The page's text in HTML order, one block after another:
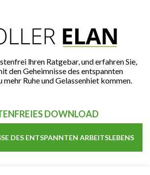
lhren Ratgebar, und erfahren Sie,
den Geheimnisse des entspannten
Ruhe und Gelassenhiet kommen.
DOWNLOAD
DES ENTSPANNTEN ARBEITSLEBENS